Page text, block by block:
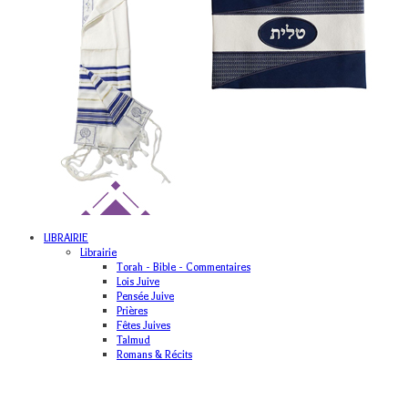
LIBRAIRIE
Librairie
Torah - Bible - Commentaires
Lois Juive
Pensée Juive
Prières
Fêtes Juives
Talmud
Romans & Récits